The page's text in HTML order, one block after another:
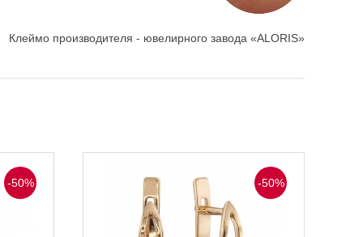
Клеймо производителя - ювелирного завода «ALORIS»
-50% -50%